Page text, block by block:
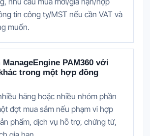
tin công ty/MST nếu cần VAT và
muốn.
PAM360 với
trong một hợp đồng
hãng hoặc nhiều nhóm phần
đợt mua sắm nếu phạm vi hợp
phẩm, dịch vụ hỗ trợ, chứng từ,